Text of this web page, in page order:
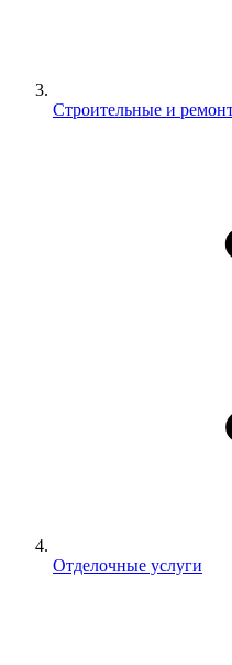
Строительные и
Отделочные услуги